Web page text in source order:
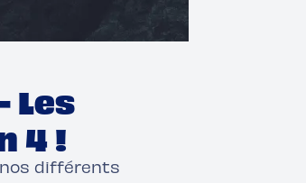
Les
4 !
différents